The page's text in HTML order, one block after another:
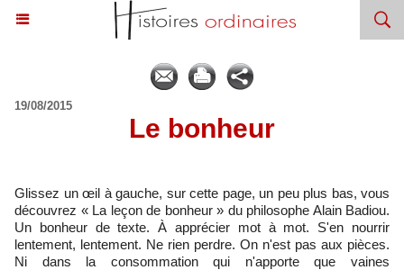
19/08/2015
Le bonheur
Glissez un œil à gauche, sur cette page, un peu plus bas, vous
découvrez « La leçon de bonheur » du philosophe Alain Badiou.
Un bonheur de texte. À apprécier mot à mot. S'en nourrir
lentement, lentement. Ne rien perdre. On n'est pas aux pièces.
Ni dans la consommation qui n'apporte que vaines